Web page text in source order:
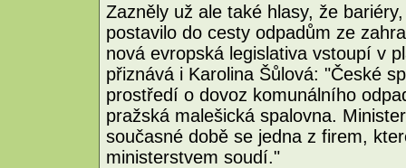
Zazněly už ale také hlasy, že
postavilo do cesty odpadům ze
nová evropská legislativa vstoupí v
přiznává i Karolina Šůlová: "České
prostředí o dovoz komunálního
pražská malešická spalovna.
současné době se jedna z firem,
ministerstvem soudí."